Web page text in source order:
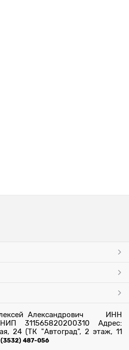
Александрович ИНН
311565820200310 Адрес:
24 (ТК "Автоград", 2 этаж, 11
(3532) 487-056